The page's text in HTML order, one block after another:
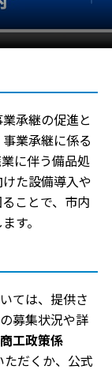
承継の促進と
業承継に係る
に伴う備品処
た設備導入や
ことで、市内
す。
ては、提供さ
募集状況や詳
工政策係
だくか、公式